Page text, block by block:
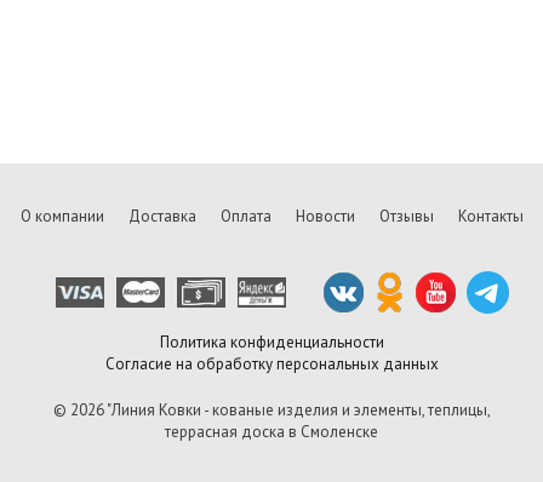
О компании Доставка Оплата Новости Отзывы Контакты
Политика конфиденциальности
Согласие на обработку персональных данных
© 2026 "Линия Ковки - кованые изделия и элементы, теплицы,
террасная доска в Смоленске